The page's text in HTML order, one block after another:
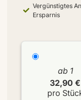
Vergünstigtes
Ersparnis
ab 1
32,90 €
pro